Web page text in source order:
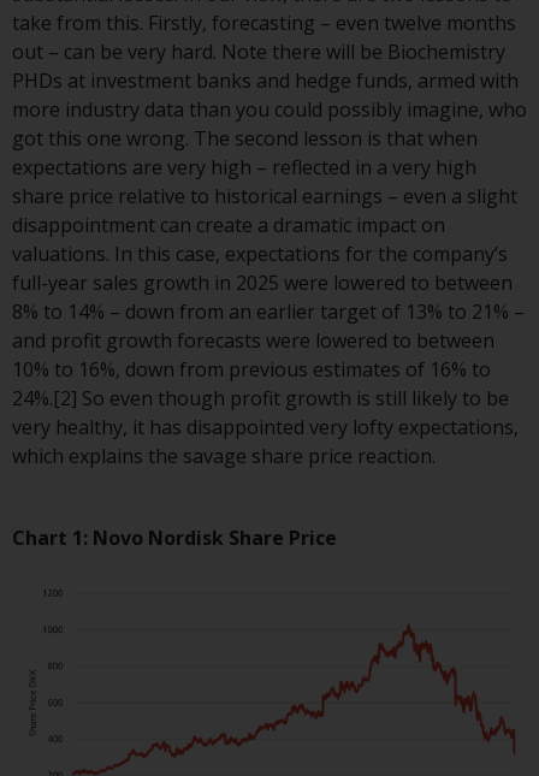
enthalten.
Zugang unterliegt lokalen
Beschränkungen
Obwohl Sie ein Land ausgewählt
haben, richtet sich diese Website
nicht an eine bestimmte
Gerichtsbarkeit und Sie betreten
eine globale Website. Auf dieser
Website erwähnte Produkte oder
Dienstleistungen unterliegen
gesetzlichen und behördlichen
Anforderungen und sind
möglicherweise nicht in allen
dieser Website erwähnte
relevanten Gerichtsbarkeiten
gemäß den Europäischen
Richtlinien zur Koordinierung von
Gesetzen, Vorschriften und
Verwaltungsvorschriften in Bezug
take from this. Firstly, forecasting – even twelve months
out – can be very hard. Note there will be Biochemistry
PHDs at investment banks and hedge funds, armed with
more industry data than you could possibly imagine, who
got this one wrong. The second lesson is that when
expectations are very high – reflected in a very high
share price relative to historical earnings – even a slight
disappointment can create a dramatic impact on
valuations. In this case, expectations for the company’s
full-year sales growth in 2025 were lowered to between
8% to 14% – down from an earlier target of 13% to 21% –
and profit growth forecasts were lowered to between
10% to 16%, down from previous estimates of 16% to
24%.[2] So even though profit growth is still likely to be
very healthy, it has disappointed very lofty expectations,
which explains the savage share price reaction.
Chart 1: Novo Nordisk Share Price